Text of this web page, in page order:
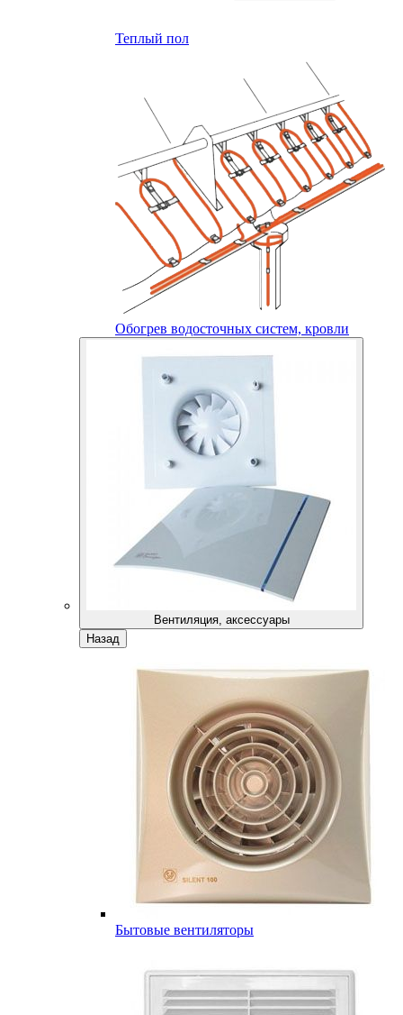
Теплый пол
Обогрев водосточных систем, кровли
Вентиляция, аксессуары
Назад
Бытовые вентиляторы